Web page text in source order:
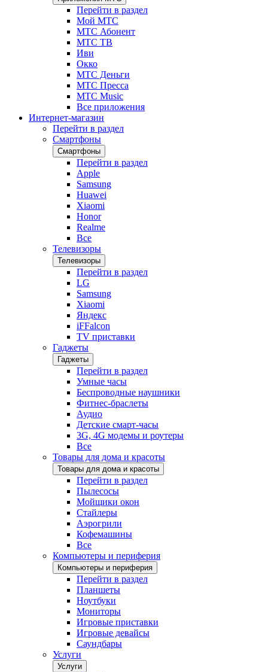
Перейти в раздел
Мой МТС
МТС Абонент
МТС ТВ
Иви
Окко
МТС Деньги
МТС Пресса
МТС Music
Все приложения
Интернет-магазин
Перейти в раздел
Смартфоны
Смартфоны
Перейти в раздел
Apple
Samsung
Huawei
Xiaomi
Honor
Realme
Все
Телевизоры
Телевизоры
Перейти в раздел
LG
Samsung
Xiaomi
Яндекс
iFFalcon
TV приставки
Гаджеты
Гаджеты
Перейти в раздел
Умные часы
Беспроводные наушники
Фитнес-браслеты
Аудио
Детские смарт-часы
3G, 4G модемы и роутеры
Все
Товары для дома и красоты
Товары для дома и красоты
Перейти в раздел
Пылесосы
Мойщики окон
Стайлеры
Аэрогрили
Кофемашины
Все
Компьютеры и периферия
Компьютеры и периферия
Перейти в раздел
Планшеты
Ноутбуки
Мониторы
Игровые приставки
Игровые девайсы
Саундбары
Услуги
Услуги